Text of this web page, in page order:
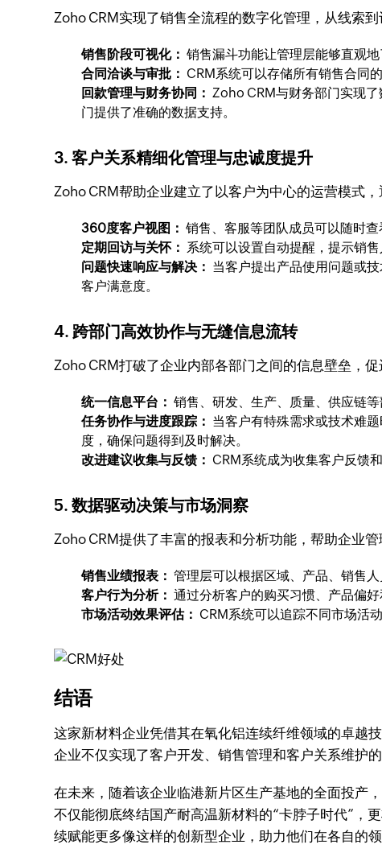
Zoho CRM实现了销售全流程的数字化管理，从线索
销售阶段可视化： 销售漏斗功能让管理层能够直观
合同洽谈与审批： CRM系统可以存储所有销售合同
回款管理与财务协同： Zoho CRM与财务部门实现
门提供了准确的数据支持。
3. 客户关系精细化管理与忠诚度提升
Zoho CRM帮助企业建立了以客户为中心的运营模式
360度客户视图： 销售、客服等团队成员可以随时
定期回访与关怀： 系统可以设置自动提醒，提示销
问题快速响应与解决： 当客户提出产品使用问题或
客户满意度。
4. 跨部门高效协作与无缝信息流转
Zoho CRM打破了企业内部各部门之间的信息壁垒，
统一信息平台： 销售、研发、生产、质量、供应链
任务协作与进度跟踪： 当客户有特殊需求或技术难
度，确保问题得到及时解决。
改进建议收集与反馈： CRM系统成为收集客户反馈
5. 数据驱动决策与市场洞察
Zoho CRM提供了丰富的报表和分析功能，帮助企业
销售业绩报表： 管理层可以根据区域、产品、销售
客户行为分析： 通过分析客户的购买习惯、产品偏
市场活动效果评估： CRM系统可以追踪不同市场活
结语
这家新材料企业凭借其在氧化铝连续纤维领域的卓越
企业不仅实现了客户开发、销售管理和客户关系维护
在未来，随着该企业临港新片区生产基地的全面投产
不仅能彻底终结国产耐高温新材料的“卡脖子时代”，
续赋能更多像这样的创新型企业，助力他们在各自的